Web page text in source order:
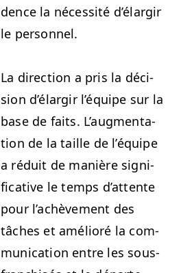
dence la néces­sité d’élargir
le personnel.
La direc­tion a pris la déci­
sion d’élargir l’équipe sur la
base de faits. L’aug­men­ta­
tion de la taille de l’équipe
a réduit de manière sig­ni­
fica­tive le temps d’at­tente
pour l’achève­ment des
tâch­es et amélioré la com­
mu­ni­ca­tion entre les sous-